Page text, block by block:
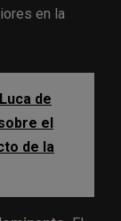
en la
de
el
de la